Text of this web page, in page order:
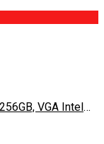
VGA Intel